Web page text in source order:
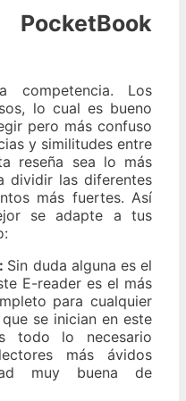
competencia. Los
lo cual es bueno
pero más confuso
y similitudes entre
reseña sea lo más
dividir las diferentes
más fuertes. Así
se adapte a tus
Sin duda alguna es el
E-reader es el más
para cualquier
se inician en este
todo lo necesario
más ávidos
muy buena de